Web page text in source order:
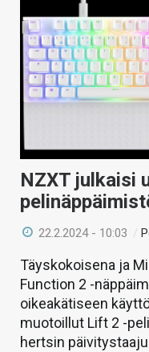
NZXT julkaisi
22.2.2024 - 10:03 /
Täyskokoisena ja
Function 2 -
oikeakätiseen
muotoillut Lift 2 -
hertsin